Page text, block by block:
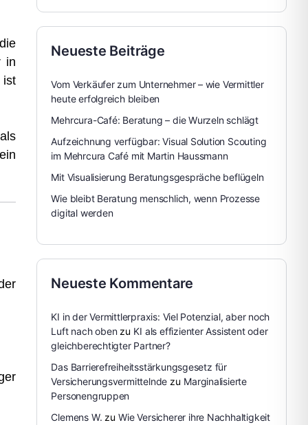
in
Neueste Beiträge
Vom Verkäufer zum Unternehmer – wie Vermittler
heute erfolgreich bleiben
Mehrcura-Café: Beratung – die Wurzeln schlägt
Aufzeichnung verfügbar: Visual Solution Scouting
im Mehrcura Café mit Martin Haussmann
Mit Visualisierung Beratungsgespräche beflügeln
Wie bleibt Beratung menschlich, wenn Prozesse
digital werden
Neueste Kommentare
KI in der Vermittlerpraxis: Viel Potenzial, aber noch
Luft nach obenzu KI als effizienter Assistent oder
gleichberechtigter Partner?
Das Barrierefreiheitsstärkungsgesetz für
Versicherungsvermittelnde zu Marginalisierte
Personengruppen
Clemens W. zuWie Versicherer ihre Nachhaltigkeit